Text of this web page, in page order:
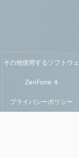
その他使用するソフトウェ
アの説明
ZenFone 4
Max(ZC520KL)関係
プライバシーポリシー